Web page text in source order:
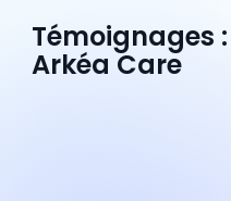
Témoignages
Arkéa Care